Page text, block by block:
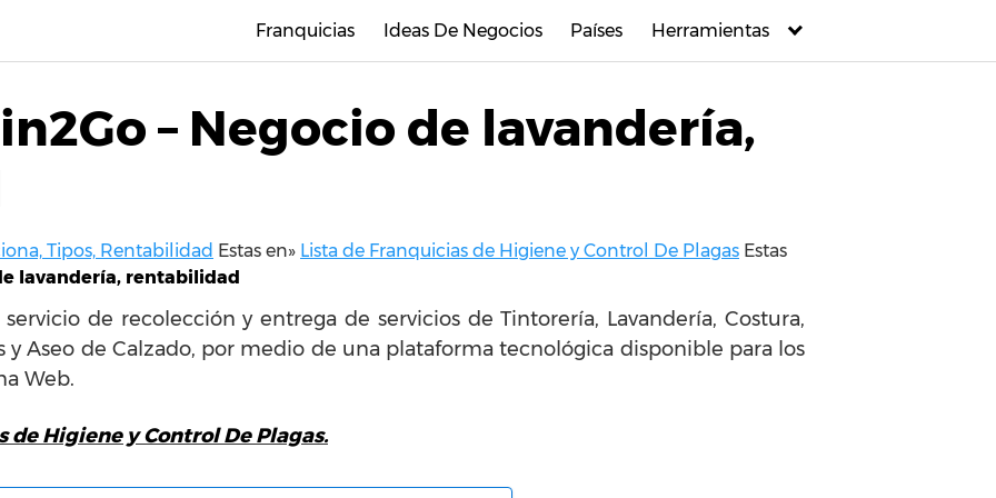
Franquicias Ideas De Negocios Países Herramientas
– Negocio de lavandería,
Tipos, Rentabilidad Estas en» Lista de Franquicias de Higiene y Control De Plagas Estas
lavandería, rentabilidad
de recolección y entrega de servicios de Tintorería, Lavandería, Costura,
y Aseo de Calzado, por medio de una plataforma tecnológica disponible para los
Web.
de Higiene y Control De Plagas.